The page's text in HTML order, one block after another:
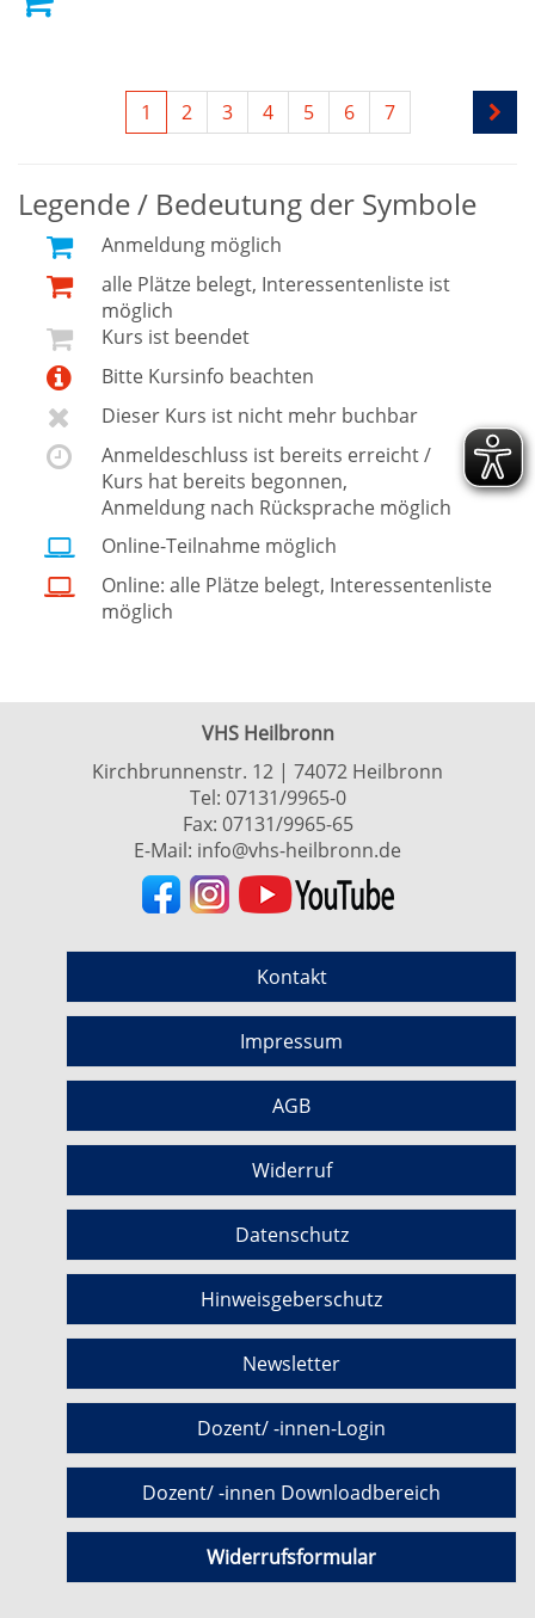
1 2 3 4 5 6 7
Legende / Bedeutung der Symbole
Anmeldung möglich
alle Plätze belegt, Interessentenliste ist
möglich
Kurs ist beendet
Bitte Kursinfo beachten
Dieser Kurs ist nicht mehr buchbar
Anmeldeschluss ist bereits erreicht /
Kurs hat bereits begonnen,
Anmeldung nach Rücksprache möglich
Online-Teilnahme möglich
Online: alle Plätze belegt, Interessentenliste
möglich
VHS Heilbronn
Kirchbrunnenstr. 12 | 74072 Heilbronn
Tel: 07131/9965-0
Fax: 07131/9965-65
E-Mail: info@vhs-heilbronn.de
Kontakt
Impressum
AGB
Widerruf
Datenschutz
Hinweisgeberschutz
Newsletter
Dozent/ -innen-Login
Dozent/ -innen Downloadbereich
Widerrufsformular